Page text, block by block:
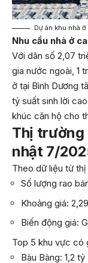
Dự án khu nhà ở
Nhu cầu nhà ở
Với dân số 2,07
gia nước ngoài, 1
ở tại Bình Dương
tỷ suất sinh lời
khúc căn hộ cho
Thị trường
nhật 7/
Theo dữ liệu từ
Số lượng rao
Khoảng giá:
Biến động giá:
Top 5 khu vực có
Bàu Bàng: 1,2 tỷ